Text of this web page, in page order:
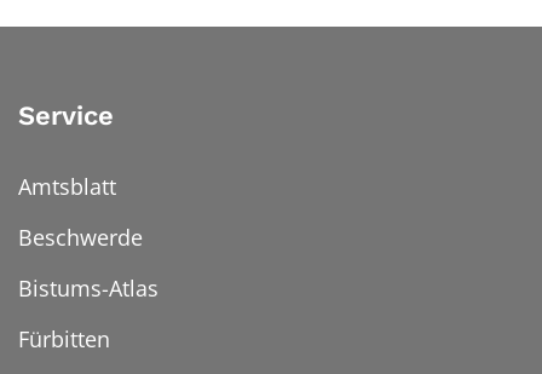
Service
Amtsblatt
Beschwerde
Bistums-Atlas
Fürbitten